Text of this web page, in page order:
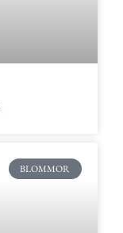
BLOMMOR